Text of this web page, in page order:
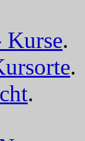
Kurse.
.
.